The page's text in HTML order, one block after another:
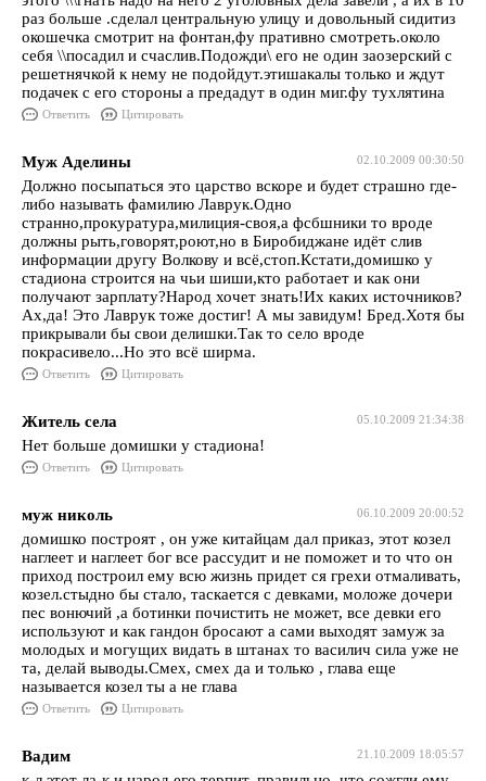
раз больше .сделал центральную улицу и довольный сидитиз
окошечка смотрит на фонтан,фу пративно смотреть.около
себя \\посадил и счаслив.Подожди\ его не один заозерский с
решетнячкой к нему не подойдут.этишакалы только и ждут
подачек с его стороны а предадут в один миг.фу тухлятина
Ответить Цитировать
02.10.2009 00:30:50
Муж Аделины
Должно посыпаться это царство вскоре и будет страшно где-
либо называть фамилию Лаврук.Одно
странно,прокуратура,милиция-своя,а фсбшники то вроде
должны рыть,говорят,роют,но в Биробиджане идёт слив
информации другу Волкову и всё,стоп.Кстати,домишко у
стадиона строится на чьи шиши,кто работает и как они
получают зарплату?Народ хочет знать!Их каких источников?
Ах,да! Это Лаврук тоже достиг! А мы завидум! Бред.Хотя бы
прикрывали бы свои делишки.Так то село вроде
покрасивело...Но это всё ширма.
Ответить Цитировать
05.10.2009 21:34:38
Житель села
Нет больше домишки у стадиона!
Ответить Цитировать
06.10.2009 20:00:52
муж николь
домишко построят , он уже китайцам дал приказ, этот козел
наглеет и наглеет бог все рассудит и не поможет и то что он
приход построил ему всю жизнь придет ся грехи отмаливать,
козел.стыдно бы стало, таскается с девками, моложе дочери
пес вонючий ,а ботинки почистить не может, все девки его
используют и как гандон бросают а сами выходят замуж за
молодых и могущих видать в штанах то василич сила уже не
та, делай выводы.Смех, смех да и только , глава еще
называется козел ты а не глава
Ответить Цитировать
21.10.2009 18:05:57
Вадим